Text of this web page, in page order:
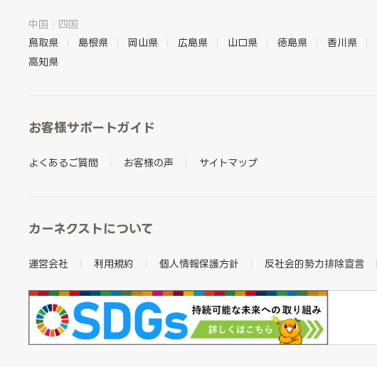
中国・四国
鳥取県
島根県 岡山県 広島県 山口県 徳島県 香川県
高知県
お客様サポートガイド
よくあるご質問 お客様の声 サイトマップ
カーネクストについて
運営会社 利用規約 個人情報保護方針 反社会的勢力排除宣言